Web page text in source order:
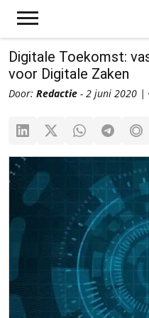
Digitale Toekomst:
voor Digitale Zaken
Door: Redactie - 2 juni 2020 |